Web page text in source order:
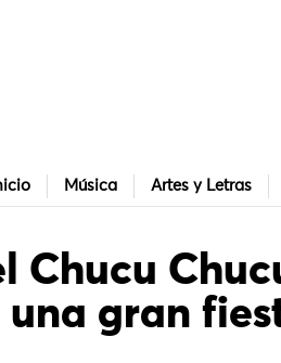
Música Artes y Letras
Chucu
gran